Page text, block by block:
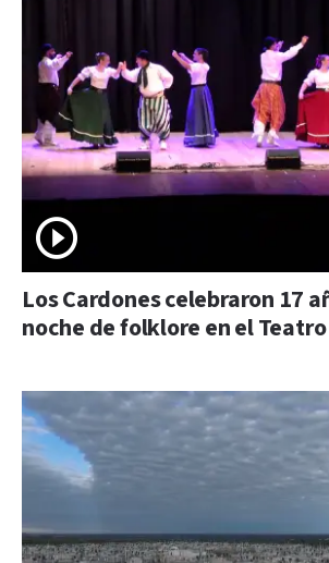
Los Cardones celebraron 17
noche de folklore en el